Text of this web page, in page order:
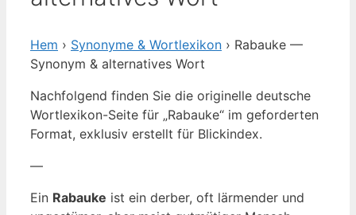
Hem › Synonyme & Wortlexikon › Rabauke —
Synonym & alternatives Wort
Nachfolgend finden Sie die originelle deutsche
Wortlexikon-Seite für „Rabauke“ im geforderten
Format, exklusiv erstellt für Blickindex.
—
Ein Rabauke ist ein derber, oft lärmender und